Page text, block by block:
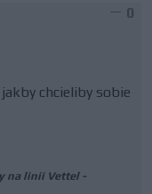
0
chcieliby sobie
na linii Vettel -